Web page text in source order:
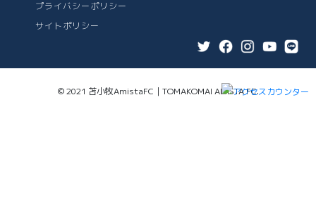
プライバシーポリシー
サイトポリシー
© 2021 苫小牧AmistaFC｜TOMAKOMAI AMISTA FC.